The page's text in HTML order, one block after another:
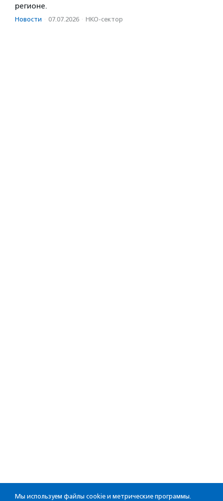
регионе.
Новости · 07.07.2026 · НКО-сектор
Мы используем файлы cookie и метрические программы.